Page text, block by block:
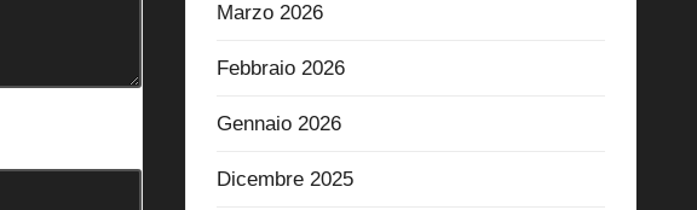
Marzo 2026
Febbraio 2026
Gennaio 2026
Dicembre 2025